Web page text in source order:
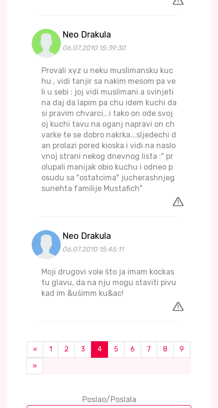
Neo Drakula
06.07.2010 15:39:30
Provali xyz u neku muslimansku kuc
hu , vidi tanjir sa nakim mesom pa ve
li u sebi : joj vidi muslimani a svinjeti
na daj da lapim pa chu idem kuchi da
si pravim chvarci...i tako on ode svoj
oj kuchi tavu na oganj napravi on ch
varke te se dobro nakrka...sljedechi d
an prolazi pored kioska i vidi na naslo
vnoj strani nekog dnevnog lista :" pr
olupali manijak obio kuchu i odneo p
osudu sa "ostatcima" jucherashnjeg
sunehta familije Mustafich"
Neo Drakula
06.07.2010 15:45:11
Moji drugovi vole što ja imam kockas
tu glavu, da na nju mogu staviti pivu
kad im &ušimm ku&ac!
« 1 2 3 4 5 6 7 8
9
»
Poslao/Poslala